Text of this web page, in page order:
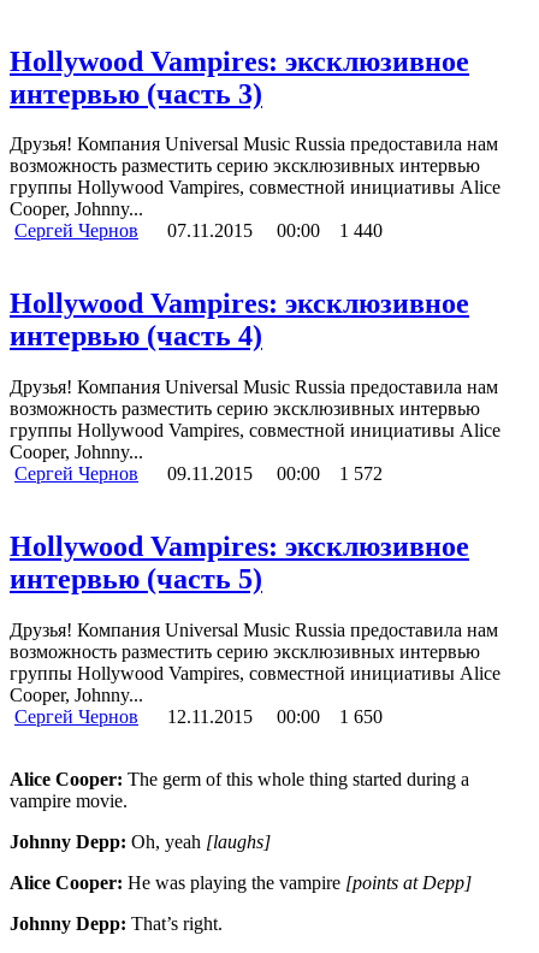
Hollywood Vampires: эксклюзивное
интервью (часть 3)
Друзья! Компания Universal Music Russia предоставила нам
возможность разместить серию эксклюзивных интервью
группы Hollywood Vampires, совместной инициативы Alice
Cooper, Johnny...
Сергей Чернов
07.11.2015 00:00 1 440
Hollywood Vampires: эксклюзивное
интервью (часть 4)
Друзья! Компания Universal Music Russia предоставила нам
возможность разместить серию эксклюзивных интервью
группы Hollywood Vampires, совместной инициативы Alice
Cooper, Johnny...
Сергей Чернов
09.11.2015 00:00 1 572
Hollywood Vampires: эксклюзивное
интервью (часть 5)
Друзья! Компания Universal Music Russia предоставила нам
возможность разместить серию эксклюзивных интервью
группы Hollywood Vampires, совместной инициативы Alice
Cooper, Johnny...
Сергей Чернов
12.11.2015 00:00 1 650
Alice Cooper: The germ of this whole thing started during a
vampire movie.
Johnny Depp: Oh, yeah [laughs]
Alice Cooper: He was playing the vampire [points at Depp]
Johnny Depp: That’s right.